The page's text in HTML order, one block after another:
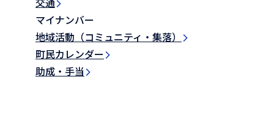
マイナンバー
地域活動（コミュニティ・集落）
町民カレンダー
助成・手当